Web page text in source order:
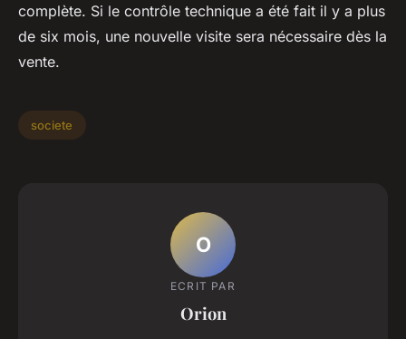
complète. Si le contrôle technique a été fait il y a plus
de six mois, une nouvelle visite sera nécessaire dès la
vente.
societe
O
ECRIT PAR
Orion